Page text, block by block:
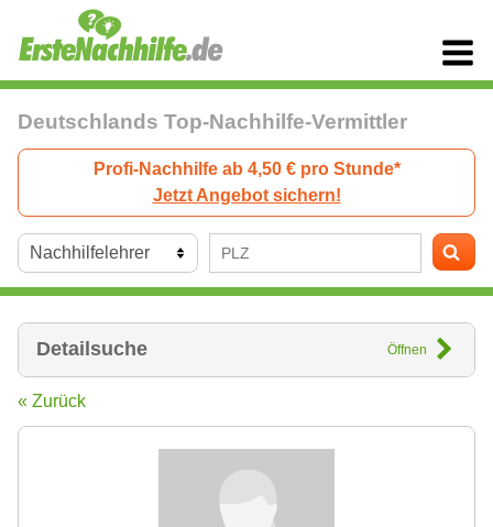
Deutschlands Top-Nachhilfe-Vermittler
Profi-Nachhilfe ab 4,50 € pro Stunde*
Jetzt Angebot sichern!
Detailsuche Öffnen
« Zurück